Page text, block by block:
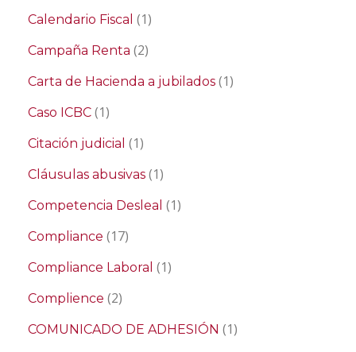
Calendario Fiscal (1)
Campaña Renta (2)
Carta de Hacienda a jubilados (1)
Caso ICBC (1)
Citación judicial (1)
Cláusulas abusivas (1)
Competencia Desleal (1)
Compliance (17)
Compliance Laboral (1)
Complience (2)
COMUNICADO DE ADHESIÓN (1)